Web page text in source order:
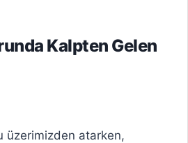
Kalpten Gelen
üzerimizden atarken,